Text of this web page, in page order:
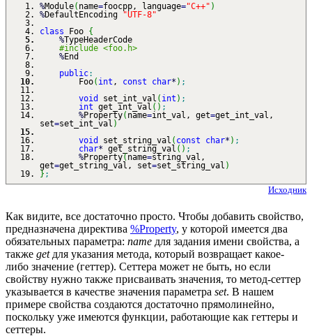
%Module( name=foocpp, language="C++" )
%DefaultEncoding "UTF-8"
class Foo {
%TypeHeaderCode
#include <foo.h>
%End
public:
Foo( int , const char* ) ;
void
set_int_val ( int ) ;
int get_int_val ( ) ;
%Property( name=int_val, get=get_int_val,
set=set_int_val )
void
set_string_val ( const char* ) ;
char* get_string_val ( ) ;
%Property(name=string_val,
get=get_string_val, set=set_string_val )
} ;
Исходник
Как видите, все достаточно просто. Чтобы добавить свойство,
предназначена директива %Property, у которой имеется два
обязательных параметра: name для задания имени свойства, а
также getдля указания метода, который возвращает какое-
либо значение (геттер). Сеттера может не быть, но если
свойству нужно также присваивать значения, то метод-сеттер
указывается в качестве значения параметра set. В нашем
примере свойства создаются достаточно прямолинейно,
поскольку уже имеются функции, работающие как геттеры и
сеттеры.